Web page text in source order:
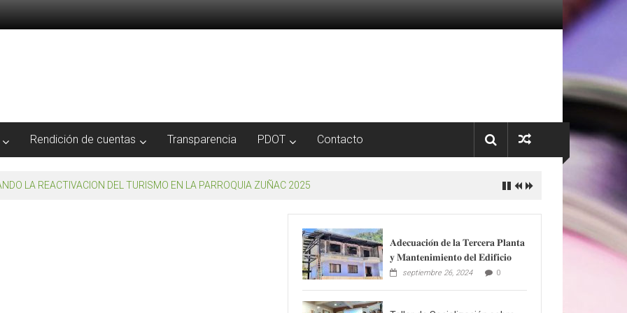
Rendición de cuentas Transparencia PDOT Contacto
LA REACTIVACION DEL TURISMO EN LA PARROQUIA ZUÑAC 2025
𝐀𝐝𝐞𝐜𝐮𝐚𝐜𝐢𝐨́𝐧 𝐝𝐞 𝐥𝐚 𝐓𝐞𝐫𝐜𝐞𝐫𝐚 𝐏𝐥𝐚𝐧𝐭𝐚
𝐲 𝐌𝐚𝐧𝐭𝐞𝐧𝐢𝐦𝐢𝐞𝐧𝐭𝐨 𝐝𝐞𝐥 𝐄𝐝𝐢𝐟𝐢𝐜𝐢𝐨
septiembre 26, 2024 0